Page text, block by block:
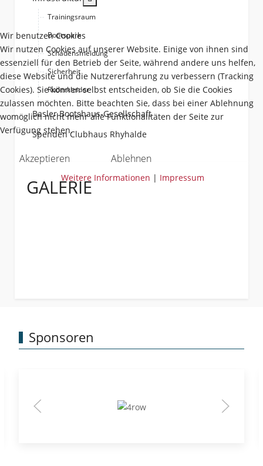
Trainingsraum
Bootspark
Schadensmeldung
Sicherheit
Ruderkleider
Basler Bootshaus-Gesellschaft
Spenden Clubhaus Rhyhalde
GALERIE
Sponsoren
Wir benutzen Cookies
Wir nutzen Cookies auf unserer Website. Einige von ihnen sind
essenziell für den Betrieb der Seite, während andere uns helfen,
diese Website und die Nutzererfahrung zu verbessern (Tracking
Cookies). Sie können selbst entscheiden, ob Sie die Cookies
zulassen möchten. Bitte beachten Sie, dass bei einer Ablehnung
womöglich nicht mehr alle Funktionalitäten der Seite zur
Verfügung stehen.
Akzeptieren Ablehnen
Weitere Informationen | Impressum